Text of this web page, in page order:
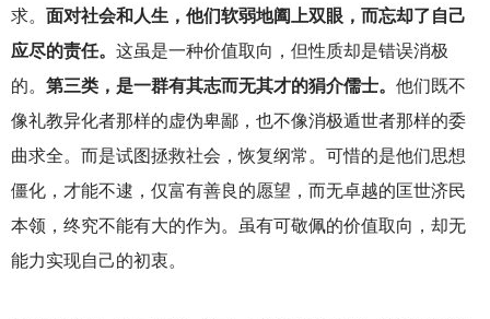
求。 面对社会和人生，他们软弱地阖上双眼，而忘却了自己
应尽的责任。 这虽是一种价值取向，但性质却是错误消极
的。 第三类，是一群有其志而无其才的狷介儒士。 他们既不
像礼教异化者那样的虚伪卑鄙，也不像消极遁世者那样的委
曲求全。而是试图拯救社会，恢复纲常。可惜的是他们思想
僵化，才能不逮，仅富有善良的愿望，而无卓越的匡世济民
本领，终究不能有大的作为。虽有可敬佩的价值取向，却无
能力实现自己的初衷。